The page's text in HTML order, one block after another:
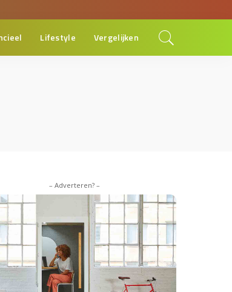
Lifestyle Vergelijken
– Adverteren? –